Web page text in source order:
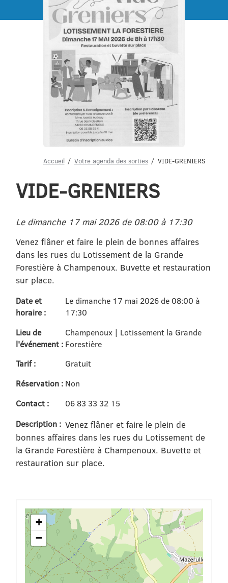
Menu
Accueil Votre agenda des sorties VIDE-GRENIERS
VIDE-GRENIERS
Le dimanche 17 mai 2026 de 08:00 à 17:30
Venez flâner et faire le plein de bonnes affaires
dans les rues du Lotissement de la Grande
Forestière à Champenoux. Buvette et restauration
sur place.
Date et
horaire :
Le dimanche 17 mai 2026 de 08:00 à
17:30
Lieu de
l'événement :
Champenoux | Lotissement la Grande
Forestière
Tarif :
Gratuit
Réservation : Non
Contact :
06 83 33 32 15
Description : Venez flâner et faire le plein de
bonnes affaires dans les rues du Lotissement de
la Grande Forestière à Champenoux. Buvette et
restauration sur place.
+
−